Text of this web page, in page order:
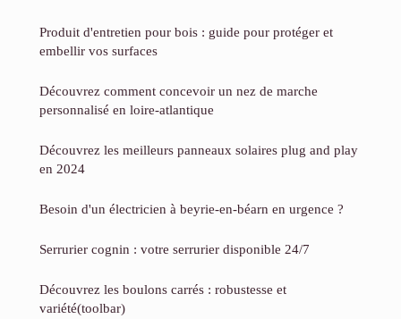
Produit d'entretien pour bois : guide pour protéger et
embellir vos surfaces
Découvrez comment concevoir un nez de marche
personnalisé en loire-atlantique
Découvrez les meilleurs panneaux solaires plug and play
en 2024
Besoin d'un électricien à beyrie-en-béarn en urgence ?
Serrurier cognin : votre serrurier disponible 24/7
Découvrez les boulons carrés : robustesse et
variété(toolbar)